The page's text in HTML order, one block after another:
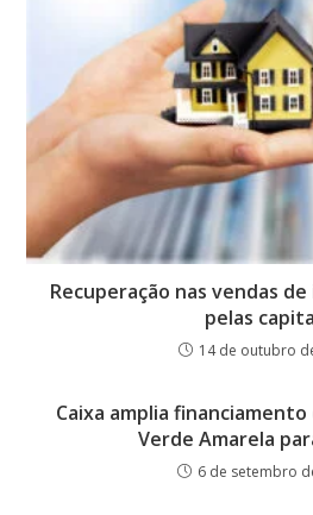
Recuperação nas vendas
pelas
14 de outubro
Caixa amplia
Verde Amarela
6 de setembro